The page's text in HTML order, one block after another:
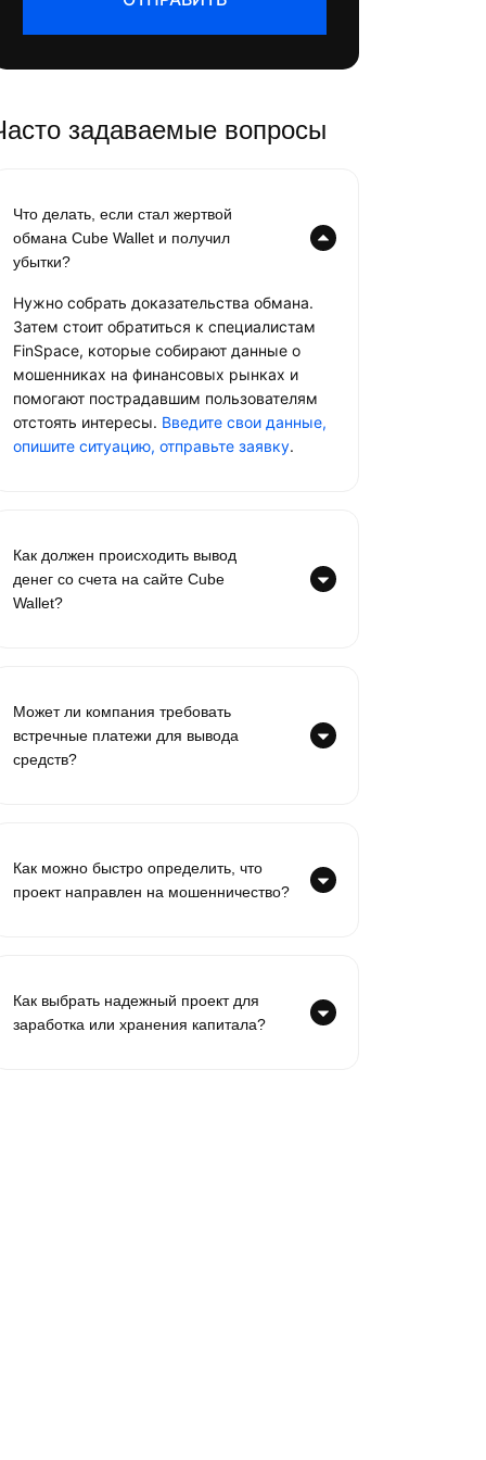
задаваемые вопросы
Что делать, если стал жертвой
обмана Cube Wallet и получил
убытки?
Нужно собрать доказательства обмана.
Затем стоит обратиться к специалистам
FinSpace, которые собирают данные о
мошенниках на финансовых рынках и
помогают пострадавшим пользователям
отстоять интересы. Введите свои данные,
опишите ситуацию, отправьте заявку.
Как должен происходить вывод
денег со счета на сайте Cube
Wallet?
Может ли компания требовать
встречные платежи для вывода
средств?
Как можно быстро определить, что
проект направлен на мошенничество?
Как выбрать надежный проект для
заработка или хранения капитала?